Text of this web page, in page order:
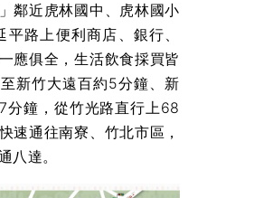
鄰近虎林國中、虎林國小
平路上便利商店、銀行、
應俱全，生活飲食採買皆
新竹大遠百約5分鐘、新
分鐘，從竹光路直行上68
速通往南寮、竹北市區，
八達。